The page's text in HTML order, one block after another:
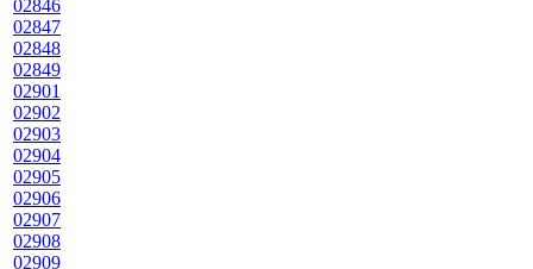
02846
02847
02848
02849
02901
02902
02903
02904
02905
02906
02907
02908
02909